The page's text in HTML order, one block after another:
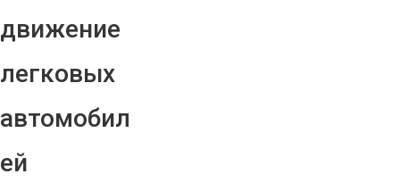
движение
легковых
автомобил
ей